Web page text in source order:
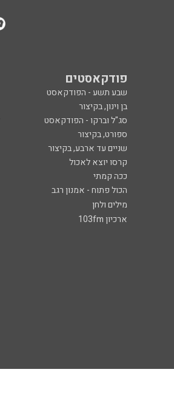
פודקאסטים
שבע תשע - הפודקאסט
בן וינון, בקיצור
סג"ל וברקו - הפודקאסט
ספורט, בקיצור
שניים עד ארבע, בקיצור
קרסו יוצא לאכול
ככה קמתי
הכול פתוח - אמנון רגב
מילים ולחן
ארכיון 103fm